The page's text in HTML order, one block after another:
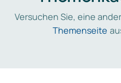
Versuchen Sie, eine
Themenseite